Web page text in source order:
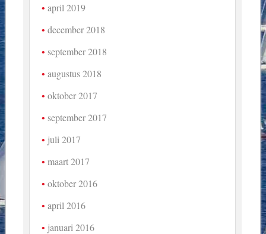
april 2019
december 2018
september 2018
augustus 2018
oktober 2017
september 2017
juli 2017
maart 2017
oktober 2016
april 2016
januari 2016